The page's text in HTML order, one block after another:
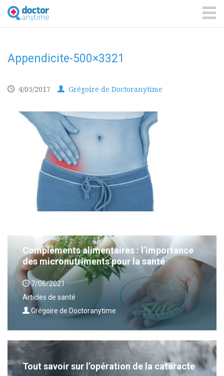
DoctorAnyTime
You
are
Appendicite-500×3321
4/05/2017 Grégoire de Doctoranytime
Compléments alimentaires : l’importance
des micronutriments pour la santé
7/06/2021
Articles de santé
Grégoire de Doctoranytime
Tout savoir sur l’opération de la cataracte